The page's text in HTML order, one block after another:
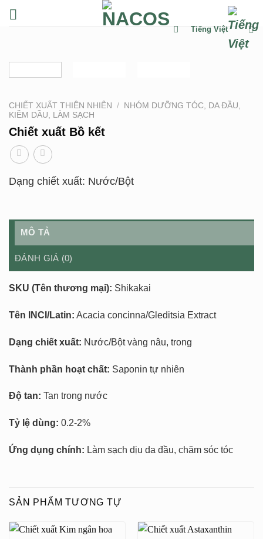
đến
Tiếng Việt
CHIẾT XUẤT THIÊN NHIÊN /
NHÓM DƯỠNG TÓC, DA ĐẦU,
KIỀM DẦU, LÀM SẠCH
Chiết xuất Bồ kết
Dạng chiết xuất: Nước/Bột
MÔ TẢ
ĐÁNH GIÁ (0)
SKU (Tên thương mại): Shikakai
Tên INCI/Latin: Acacia concinna/Gleditsia Extract
Dạng chiết xuất: Nước/Bột vàng nâu, trong
Thành phần hoạt chất: Saponin tự nhiên
Độ tan: Tan trong nước
Tỷ lệ dùng: 0.2-2%
Ứng dụng chính: Làm sạch dịu da đầu, chăm sóc tóc
SẢN PHẨM TƯƠNG TỰ